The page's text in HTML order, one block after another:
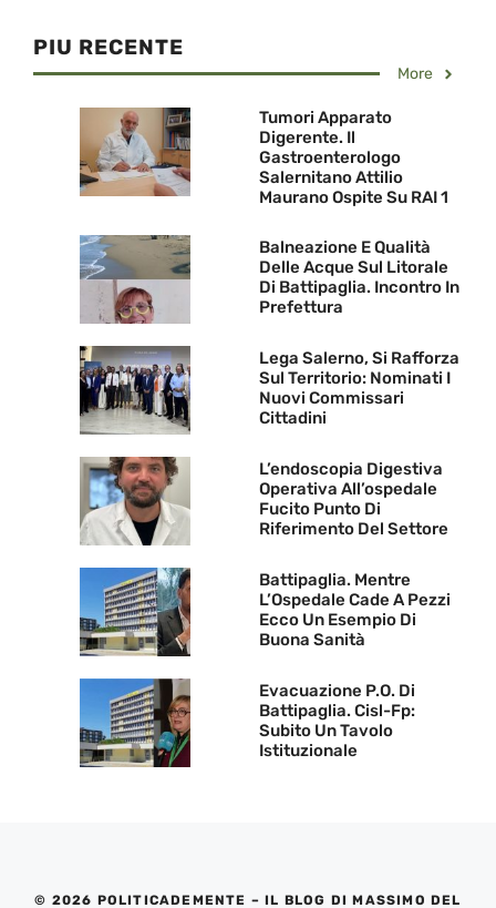
PIU RECENTE
More
Tumori Apparato
Digerente. Il
Gastroenterologo
Salernitano Attilio
Maurano Ospite Su RAI 1
Balneazione E Qualità
Delle Acque Sul Litorale
Di Battipaglia. Incontro In
Prefettura
Lega Salerno, Si Rafforza
Sul Territorio: Nominati I
Nuovi Commissari
Cittadini
L’endoscopia Digestiva
Operativa All’ospedale
Fucito Punto Di
Riferimento Del Settore
Battipaglia. Mentre
L’Ospedale Cade A Pezzi
Ecco Un Esempio Di
Buona Sanità
Evacuazione P.O. Di
Battipaglia. Cisl-Fp:
Subito Un Tavolo
Istituzionale
© 2026 POLITICADEMENTE – IL BLOG DI MASSIMO DEL